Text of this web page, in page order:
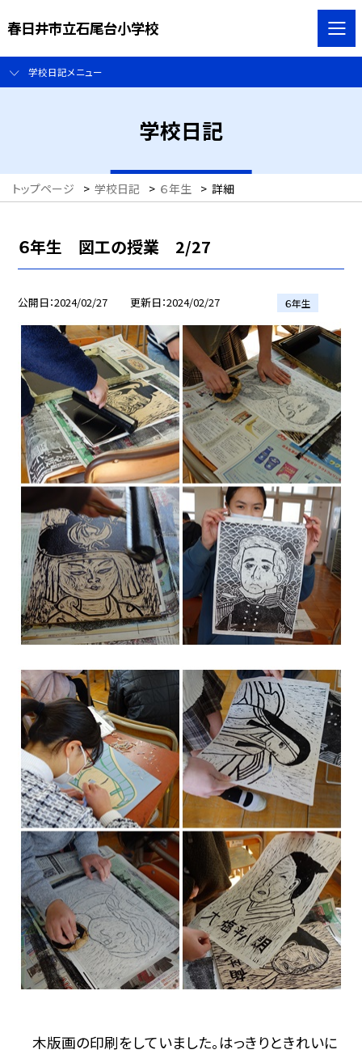
春日井市立石尾台小学校
学校日記メニュー
学校日記
トップページ > 学校日記 > ６年生 > 詳細
６年生 図工の授業 2/27
公開日 2024/02/27 更新日 2024/02/27 ６年生
木版画の印刷をしていました。はっきりときれいに